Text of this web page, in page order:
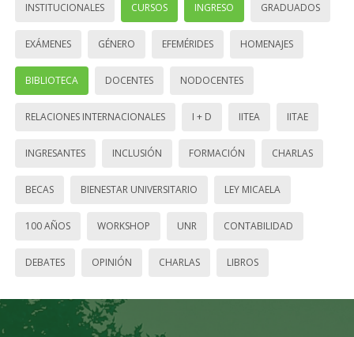
INSTITUCIONALES CURSOS INGRESO GRADUADOS
EXÁMENES GÉNERO EFEMÉRIDES HOMENAJES
BIBLIOTECA DOCENTES NODOCENTES
RELACIONES INTERNACIONALES I + D IITEA IITAE
INGRESANTES INCLUSIÓN FORMACIÓN CHARLAS
BECAS BIENESTAR UNIVERSITARIO LEY MICAELA
100 AÑOS WORKSHOP UNR CONTABILIDAD
DEBATES OPINIÓN CHARLAS LIBROS